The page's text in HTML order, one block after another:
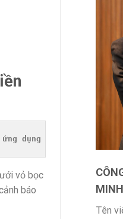
dụng được đề cập
vỏ bọc
báo
MINH
Tên